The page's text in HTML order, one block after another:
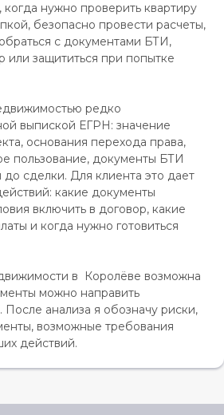
нужно проверить квартиру
безопасно провести расчеты,
с документами БТИ,
или защититься при попытке
редко
выпиской ЕГРН: значение
основания перехода права,
пользование, документы БТИ
сделки. Для клиента это дает
какие документы
включить в договор, какие
и когда нужно готовиться
в Королёве возможна
можно направить
После анализа я обозначу риски,
возможные требования
действий.